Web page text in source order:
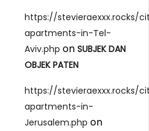
https://stevieraexxx.rocks/
apartments-in-Tel-
Aviv.php onSUBJEK DAN
OBJEK PATEN
https://stevieraexxx.rocks/
apartments-in-
Jerusalem.php on